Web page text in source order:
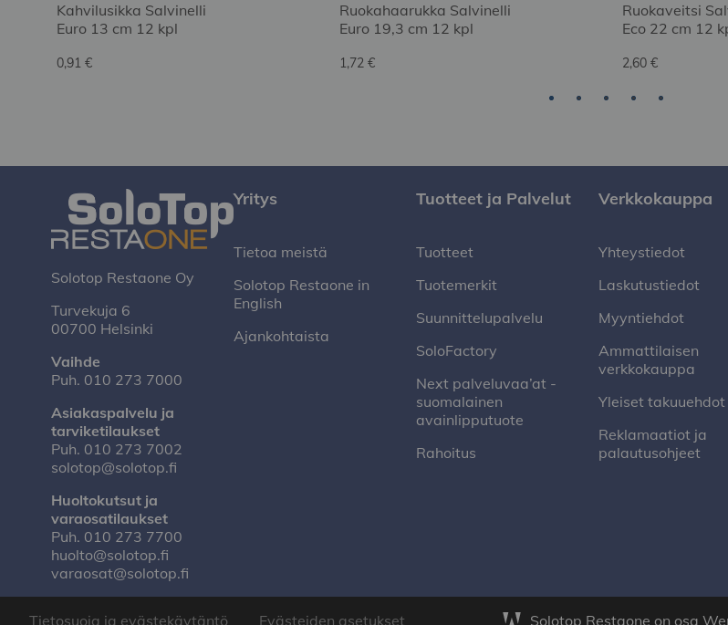
Kahvilusikka Salvinelli
Euro 13 cm 12 kpl
0,91 €
Ruokahaarukka Salvinelli
Euro 19,3 cm 12 kpl
1,72 €
Ruokaveitsi
Eco 22 cm 12
2,60 €
Solotop Restaone Oy
Turvekuja 6
00700 Helsinki
Vaihde
Puh. 010 273 7000
Asiakaspalvelu ja
tarviketilaukset
Puh. 010 273 7002
solotop@solotop.fi
Huoltokutsut ja
varaosatilaukset
Puh. 010 273 7700
huolto@solotop.fi
varaosat@solotop.fi
Yritys
Tietoa meistä
Solotop Restaone in
English
Ajankohtaista
Tuotteet ja Palvelut
Tuotteet
Tuotemerkit
Suunnittelupalvelu
SoloFactory
Next palveluvaa’at -
suomalainen
avainlipputuote
Rahoitus
Verkkokauppa
Yhteystiedot
Laskutustiedot
Myyntiehdot
Ammattilaisen
verkkokauppa
Yleiset takuuehdot
Reklamaatiot ja
palautusohjeet
Tietosuoja ja evästekäytäntö Evästeiden asetukset Solotop Restaone on osa